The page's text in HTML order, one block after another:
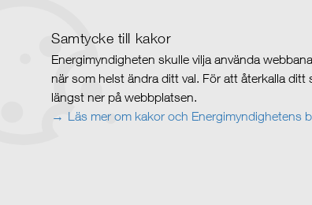
Samtycke till kakor
Energimyndigheten skulle vilja använda
när som helst ändra ditt val. För att återkalla
längst ner på webbplatsen.
Läs mer om kakor och Energimyndighetens